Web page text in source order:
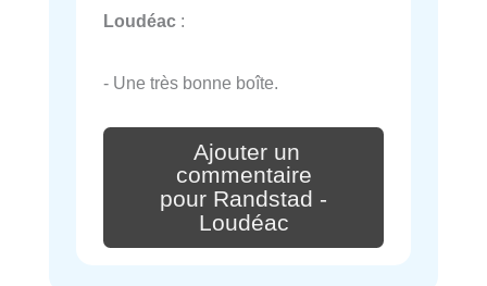
Loudéac :
- Une très bonne boîte.
Ajouter un
commentaire
pour Randstad -
Loudéac